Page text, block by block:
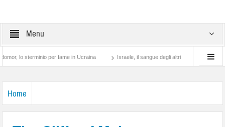
Menu
per fame in Ucraina Israele, il sangue degli altri Lotta di classe… tra
Home